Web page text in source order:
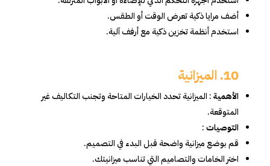
أضف مرايا ذكية تعرض الوقت أو الطقس.
استخدم أنظمة تخزين ذكية مع أرفف آلية.
10. الميزانية
الأهمية: الميزانية تحدد الخيارات المتاحة وتجنب التكاليف غير
المتوقعة.
التوصيات:
قم بوضع ميزانية واضحة قبل البدء في التصميم.
اختر الخامات والتصاميم التي تناسب ميزانيتك.